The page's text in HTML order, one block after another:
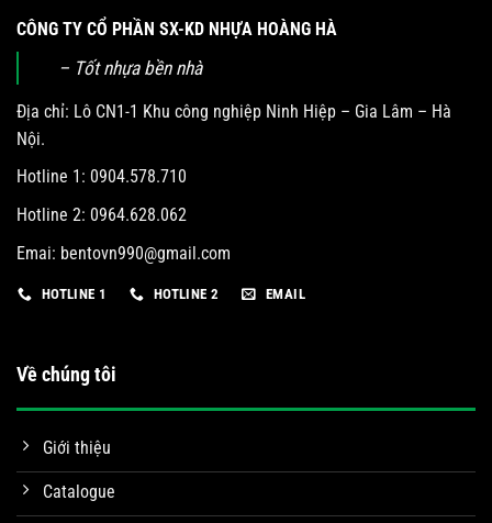
CÔNG TY CỔ PHẦN SX-KD NHỰA HOÀNG HÀ
– Tốt nhựa bền nhà
Địa chỉ: Lô CN1-1 Khu công nghiệp Ninh Hiệp – Gia Lâm – Hà
Nội.
Hotline 1: 0904.578.710
Hotline 2: 0964.628.062
Emai: bentovn990@gmail.com
HOTLINE 1 HOTLINE 2 EMAIL
Về chúng tôi
Giới thiệu
Catalogue